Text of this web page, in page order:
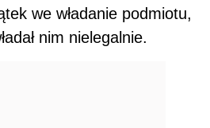
we władanie podmiotu,
nim nielegalnie.